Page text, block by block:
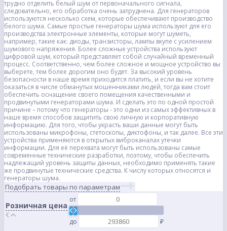
трудно отделить белый шум от первоначального сигнала,
следовательно, его обработка очень затруднена. Для генераторов
используются несколько схем, которые обеспечивают производство
белого шума. Самые простые генераторы шума используют для его
производства электронные элементы, которые могут шуметь,
например, такие как: диоды, транзисторы, лампы вкупе с усилением
шумового напряжения. Более сложные устройства используют
цифровой шум, который представляет собой случайный временный
процесс. Соответственно, чем более сложное и мощное устройство вы
выберете, тем более дорогим оно будет. За высокий уровень
безопасности в наше время приходится платить, и если вы не хотите
оказаться в числе обманутых мошенниками людей, тогда вам стоит
обеспечить оснащение своего помещения качественными и
продвинутыми генераторами шума. И сделать это по одной простой
причине – потому что генераторы - это одни из самых эффективных в
наше время способов защитить свою личную и корпоративную
информацию. Для того, чтобы украсть ваши данные могут быть
использованы микрофоны, стетоскопы, диктофоны, и так далее. Все эти
устройства применяются в открытых виброканалах утечки
информации. Для её перехвата могут быть использованы самые
современные технические разработки, поэтому, чтобы обеспечить
надлежащий уровень защиты данных, необходимо применять такие
же продвинутые технические средства. К числу которых относятся и
генераторы шума.
Подобрать товары по параметрам
Розничная цена
от
до ₽